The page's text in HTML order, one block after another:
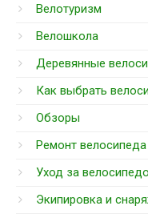
Велотуризм
Велошкола
Деревянные
Как выбрать
Обзоры
Ремонт велосипеда
Уход за
Экипировка и